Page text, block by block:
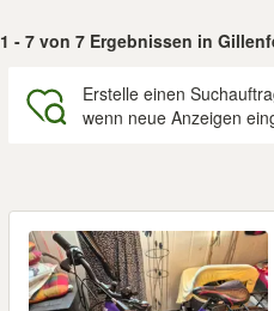
1 - 7 von 7 Ergebnissen in
Erstelle einen
wenn neue Anzeigen